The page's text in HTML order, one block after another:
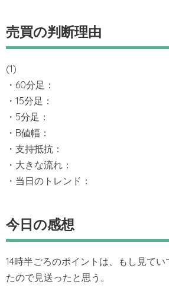
売買の判断理由
(1)
・60分足：
・15分足：
・5分足：
・B値幅：
・支持抵抗：
・大きな流れ：
・当日のトレンド：
今日の感想
14時半ごろのポイントは、もし見てい
たので見送ったと思う。